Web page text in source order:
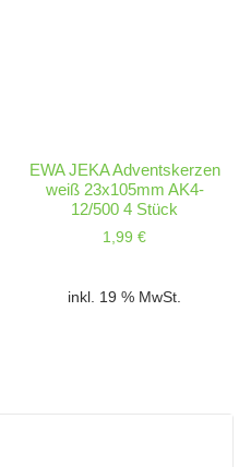
EWA JEKA Adventskerzen
weiß 23x105mm AK4-
12/500 4 Stück
1,99€
inkl. 19 % MwSt.